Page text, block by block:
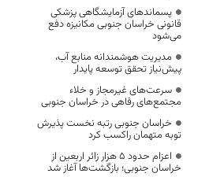
پسماندهای آزمایشگاهی پزشکی
قانونی خراسان جنوبی مکانیزه دفع
می‌شود
مدیریت هوشمندانه منابع آب،
پیش‌نیاز تحقق توسعه پایدار
سرعت‌های غیرمجاز و خلاء
مجتمع‌های رفاهی در خراسان جنوبی
خراسان جنوبی رتبه نخست پذیرش
توبه متهمان راکسب کرد
اعزام حدود 5 هزار زائر اربعین از
خراسان جنوبی؛ بازگشت‌ها آغاز شد